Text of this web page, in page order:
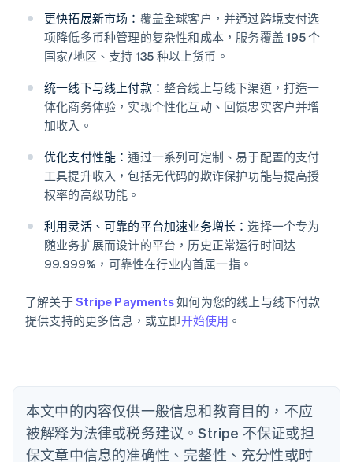
更快拓展新市场： 覆盖全球客户，并通过跨境支付选
项降低多币种管理的复杂性和成本，服务覆盖 195 个
国家/地区、支持 135 种以上货币。
统一线下与线上付款： 整合线上与线下渠道，打造一
体化商务体验，实现个性化互动、回馈忠实客户并增
加收入。
优化支付性能：通过一系列可定制、易于配置的支付
工具提升收入，包括无代码的欺诈保护功能与提高授
权率的高级功能。
利用灵活、可靠的平台加速业务增长：选择一个专为
随业务扩展而设计的平台，历史正常运行时间达
99.999%，可靠性在行业内首屈一指。
了解关于Stripe Payments如何为您的线上与线下付款
提供支持的更多信息，或立即开始使用 。
本文中的内容仅供一般信息和教育目的，不应
被解释为法律或税务建议。Stripe 不保证或担
保文章中信息的准确性、完整性、充分性或时
阿联酋
English
爱尔兰
爱沙尼亚
English
奥地利
Deutsch English
English
巴西
比利时
波兰
English
丹麦